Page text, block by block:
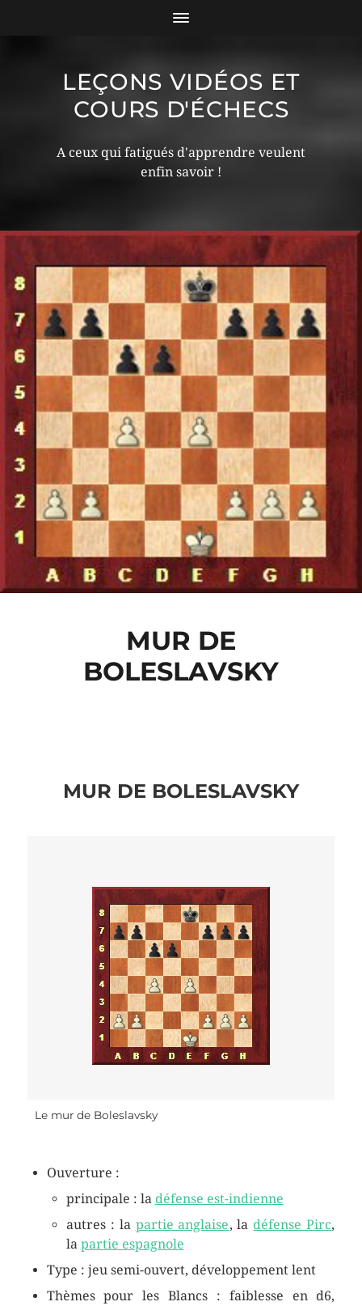
LEÇONS VIDÉOS ET
COURS D'ÉCHECS
A ceux qui fatigués d'apprendre veulent
enfin savoir !
MUR DE
BOLESLAVSKY
MUR DE BOLESLAVSKY
Le mur de Boleslavsky
Ouverture :
principale : la défense est-indienne
autres : la partie anglaise, la défense Pirc,
la partie espagnole
Type : jeu semi-ouvert, développement lent
Thèmes pour les Blancs : faiblesse en d6,